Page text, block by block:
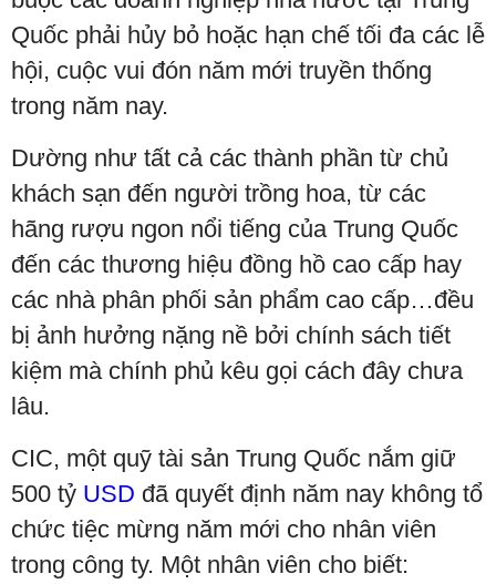
Quốc phải hủy bỏ hoặc hạn chế tối đa các lễ
hội, cuộc vui đón năm mới truyền thống
trong năm nay.
Dường như tất cả các thành phần từ chủ
khách sạn đến người trồng hoa, từ các
hãng rượu ngon nổi tiếng của Trung Quốc
đến các thương hiệu đồng hồ cao cấp hay
các nhà phân phối sản phẩm cao cấp…đều
bị ảnh hưởng nặng nề bởi chính sách tiết
kiệm mà chính phủ kêu gọi cách đây chưa
lâu.
CIC, một quỹ tài sản Trung Quốc nắm giữ
500 tỷ USD đã quyết định năm nay không tổ
chức tiệc mừng năm mới cho nhân viên
trong công ty. Một nhân viên cho biết: